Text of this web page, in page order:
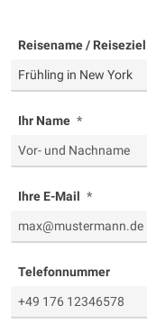
Reisename / Reiseziel
Ihr Name
Ihre E-Mail
Telefonnummer